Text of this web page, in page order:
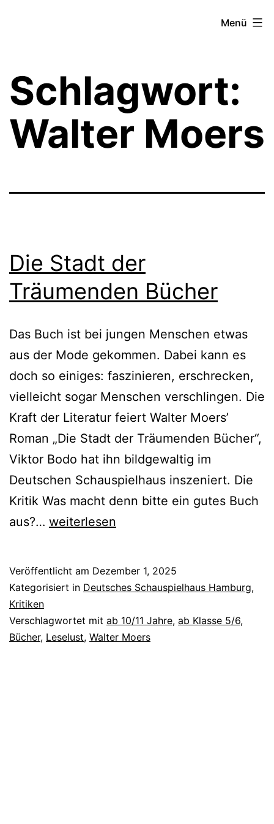
Menü
Schlagwort:
Walter Moers
Die Stadt der
Träumenden Bücher
Das Buch ist bei jungen Menschen etwas
aus der Mode gekommen. Dabei kann es
doch so einiges: faszinieren, erschrecken,
vielleicht sogar Menschen verschlingen. Die
Kraft der Literatur feiert Walter Moers’
Roman „Die Stadt der Träumenden Bücher“,
Viktor Bodo hat ihn bildgewaltig im
Deutschen Schauspielhaus inszeniert. Die
Kritik Was macht denn bitte ein gutes Buch
aus?… Die
Träumenden
weiterlesen
Veröffentlicht am Dezember 1, 2025
Kategorisiert in Deutsches Schauspielhaus Hamburg,
Kritiken
Verschlagwortet mit ab 10/11 Jahre, ab Klasse 5/6,
Bücher, Leselust, Walter Moers